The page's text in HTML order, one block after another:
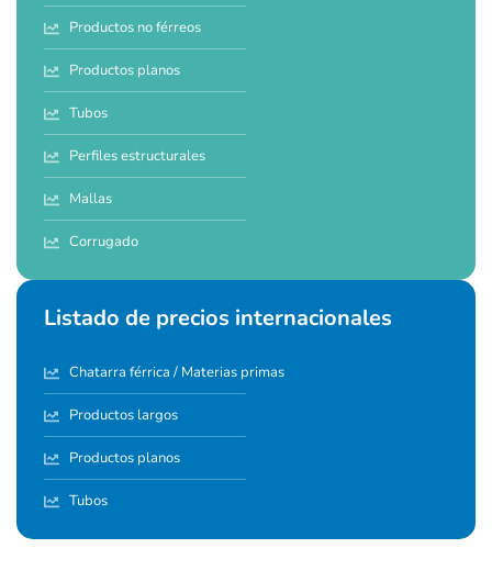
Productos no férreos
Productos planos
Tubos
Perfiles estructurales
Mallas
Corrugado
Listado de precios internacionales
Chatarra férrica / Materias primas
Productos largos
Productos planos
Tubos